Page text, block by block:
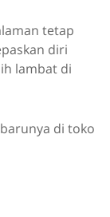
tetap
diri
lambat di